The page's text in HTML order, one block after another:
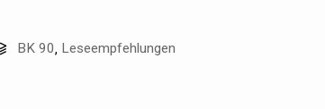
BK 90, Leseempfehlungen